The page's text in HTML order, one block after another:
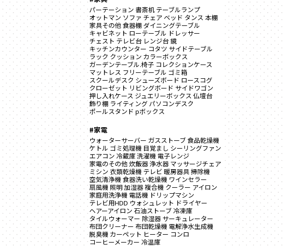
パーテーション 書斎机 テーブルランプ
オットマン ソファ チェア ベッド タンス 本棚
家具その他食器棚 ダイニングテーブル
キャビネット ローテーブル ドレッサー
チェスト テレビ台 レンジ台鏡
キッチンカウンター コタツ サイドテーブル
ラック クッション カラーボックス
ガーデンテーブル.椅子 コレクションケース
マットレス フリーテーブル ゴミ箱
スクールデスク シューズボード ロースコグ
クローゼット リビングボード サイドワゴン
押し入れケース ジュエリーボックス 仏壇台
飾り棚 ライティングパソコンデスク
ポールスタンド pボックス
#家電
ウォーターサーバー ガスストーブ食品乾燥機
ケトル ゴミ処理機 目覚まし シーリングファン
エアコン 冷蔵庫洗濯機 電子レンジ
家電のその他炊飯器浄水器 マッサージチェア
ミシン 衣類乾燥機 テレビ 暖房器具掃除機
空気清浄機食器洗い乾燥機 ワインセラー
扇風機照明加湿器複合機 クーラー アイロン
家庭用洗浄機 電話機 ドリップマシン
テレビ用HDD ウォシュレット ドライヤー
ヘアーアイロン 石油ストーブ冷凍庫
タイルウォーマー 除湿器 サーキュレーター
布団クリーナー 布団乾燥機 電解浄水生成機
脱臭機 カーペット ヒーター コンロ
コーヒーメーカー 冷温庫